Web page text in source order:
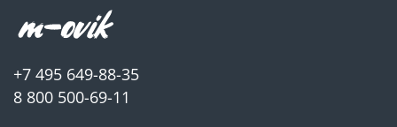
• управление насосом ГВС;
(комнатный термсотат-опция);
• антистоп-предотвращение застаивания вала
+7 495 649-88-35
8 800 500-69-11